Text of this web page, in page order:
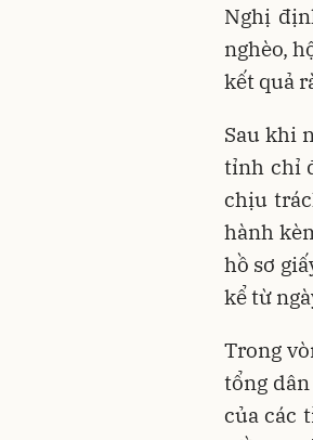
Nghị
nghèo,
kết quả
Sau khi
tỉnh chỉ
chịu
hành
hồ sơ
kể từ
Trong
tổng dân
của các